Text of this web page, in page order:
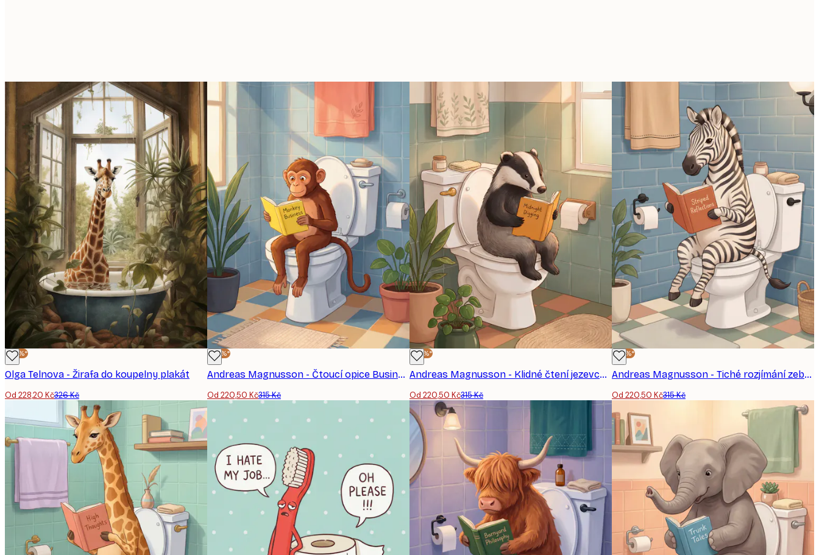
-30%*
Olga Telnova - Žirafa do koupelny plakát
Od 228,20 Kč326 Kč
-30%*
Andreas Magnusson - Čtoucí opice Business plakát
Od 220,50 Kč315 Kč
-30%*
Andreas Magnusson - Klidné čtení jezevce v koupelně plakát
Od 220,50 Kč315 Kč
-30%*
Andreas Magnusson - Tiché rozjímání zebry Plakát
Od 220,50 Kč315 Kč